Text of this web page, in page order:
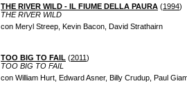
THE RIVER WILD - IL FIUME DELLA PAURA (1994)
THE RIVER WILD
con Meryl Streep, Kevin Bacon, David Strathairn
TOO BIG TO FAIL (2011)
TOO BIG TO FAIL
con William Hurt, Edward Asner, Billy Crudup, Paul